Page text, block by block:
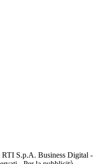
RTI S.p.A. Business Digital -